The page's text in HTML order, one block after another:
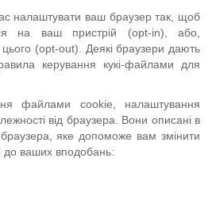
налаштувати ваш браузер так, щоб
на ваш пристрій (opt-in), або,
цього (opt-out). Деякі браузери дають
керування кукі-файлами для
файлами cookie, налаштування
від браузера. Вони описані в
яке допоможе вам змінити
до ваших вподобань: